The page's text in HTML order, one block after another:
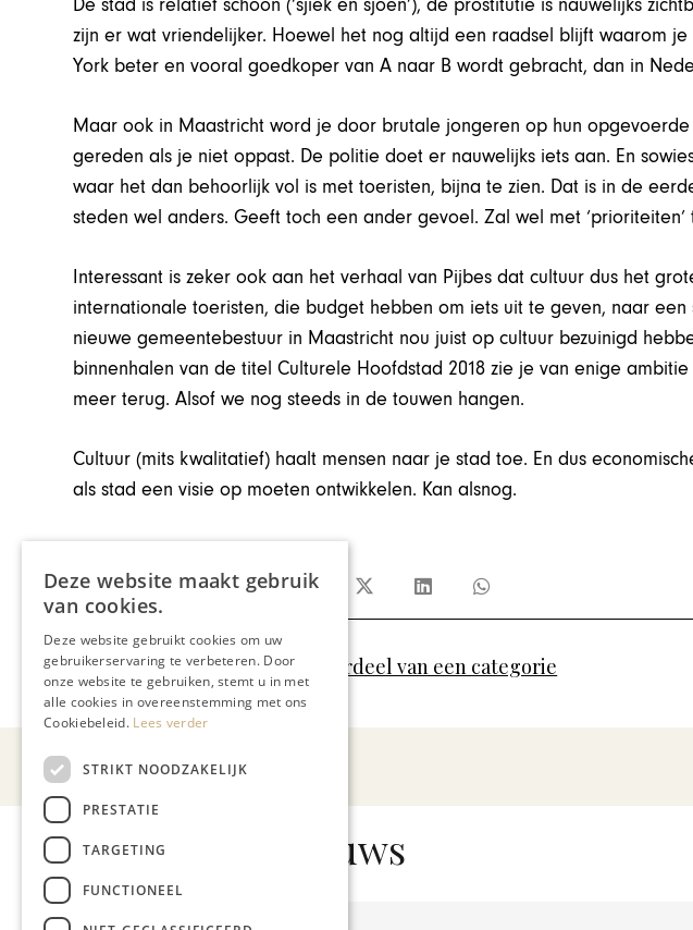
zijn er wat vriendelijker. Hoewel het nog altijd een raadsel blijft waarom je
York beter en vooral goedkoper van A naar B wordt gebracht, dan in
Maar ook in Maastricht word je door brutale jongeren op hun opgevoerde
gereden als je niet oppast. De politie doet er nauwelijks iets aan. En
waar het dan behoorlijk vol is met toeristen, bijna te zien. Dat is in de
steden wel anders. Geeft toch een ander gevoel. Zal wel met
Interessant is zeker ook aan het verhaal van Pijbes dat cultuur dus het
internationale toeristen, die budget hebben om iets uit te geven, naar
nieuwe gemeentebestuur in Maastricht nou juist op cultuur bezuinigd
binnenhalen van de titel Culturele Hoofdstad 2018 zie je van enige
meer terug. Alsof we nog steeds in de touwen hangen.
Cultuur (mits kwalitatief) haalt mensen naar je stad toe. En dus
als stad een visie op moeten ontwikkelen. Kan alsnog.
Jo Cortenraedt
Deel dit artikel:
Meer artikelen over: Geen onderdeel van een categorie
Gerelateerd nieuws
Deze website maakt gebruik
van cookies.
Deze website gebruikt cookies om uw
gebruikerservaring te verbeteren. Door
onze website te gebruiken, stemt u in met
alle cookies in overeenstemming met ons
Cookiebeleid. Lees verder
STRIKT NOODZAKELIJK
PRESTATIE
TARGETING
FUNCTIONEEL